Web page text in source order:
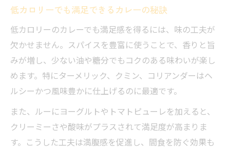
低カロリーでも満足できるカレーの秘訣
低カロリーのカレーでも満足感を得るには、味の工夫が
欠かせません。スパイスを豊富に使うことで、香りと旨
みが増し、少ない油や糖分でもコクのある味わいが楽し
めます。特にターメリック、クミン、コリアンダーはヘ
ルシーかつ風味豊かに仕上げるのに最適です。
また、ルーにヨーグルトやトマトピューレを加えると、
クリーミーさや酸味がプラスされて満足度が高まりま
す。こうした工夫は満腹感を促進し、間食を防ぐ効果も